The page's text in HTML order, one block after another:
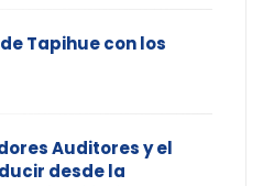
Tapihue con los
Auditores y el
desde la